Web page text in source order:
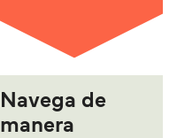
Navega de
manera